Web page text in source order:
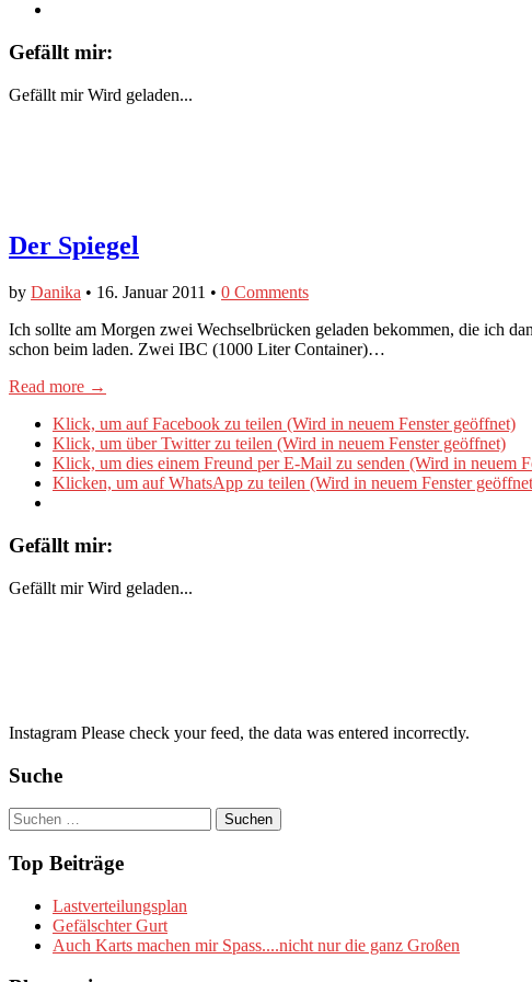
Gefällt mir:
Gefällt mir Wird geladen...
Der Spiegel
by Danika • 16. Januar 2011 • 0 Comments
Ich sollte am Morgen zwei Wechselbrücken geladen bekommen, die ich
schon beim laden. Zwei IBC (1000 Liter Container)…
Read more →
Klick, um auf Facebook zu teilen (Wird in neuem Fenster geöffnet)
Klick, um über Twitter zu teilen (Wird in neuem Fenster geöffnet)
Klick, um dies einem Freund per E-Mail zu senden (Wird in neuem
Klicken, um auf WhatsApp zu teilen (Wird in neuem Fenster
Gefällt mir:
Gefällt mir Wird geladen...
Instagram Please check your feed, the data was entered incorrectly.
Suche
Suchen
nach:
Top Beiträge
Lastverteilungsplan
Gefälschter Gurt
Auch Karts machen mir Spass....nicht nur die ganz Großen